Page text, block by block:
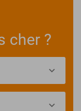
cher ?